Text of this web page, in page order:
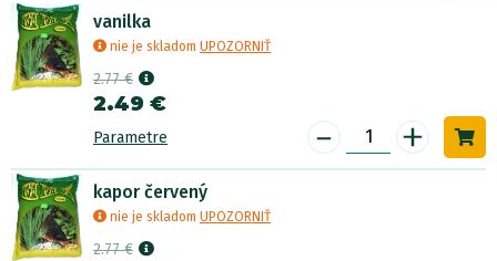
vanilka
nie je skladom UPOZORNIŤ
2.77 €
2.49 €
Parametre - +
kapor červený
nie je skladom UPOZORNIŤ
2.77 €